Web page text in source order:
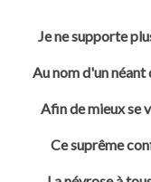
Je ne supporte
Au nom d'un
Afin de mieux se
Ce suprême